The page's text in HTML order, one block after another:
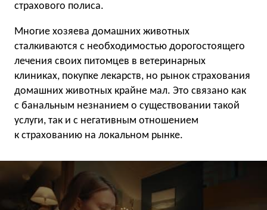
страхового полиса.
Многие хозяева домашних животных
сталкиваются с необходимостью дорогостоящего
лечения своих питомцев в ветеринарных
клиниках, покупке лекарств, но рынок страхования
домашних животных крайне мал. Это связано как
с банальным незнанием о существовании такой
услуги, так и с негативным отношением
к страхованию на локальном рынке.